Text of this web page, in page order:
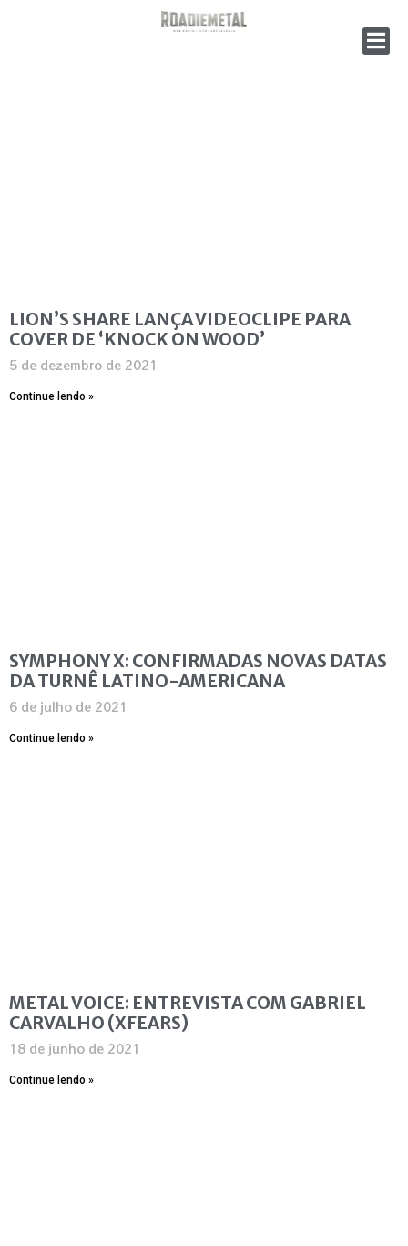
LION’S SHARE LANÇA VIDEOCLIPE PARA
COVER DE ‘KNOCK ON WOOD’
5 de dezembro de 2021
Continue lendo »
SYMPHONY X: CONFIRMADAS NOVAS DATAS
DA TURNÊ LATINO-AMERICANA
6 de julho de 2021
Continue lendo »
METAL VOICE: ENTREVISTA COM GABRIEL
CARVALHO (XFEARS)
18 de junho de 2021
Continue lendo »